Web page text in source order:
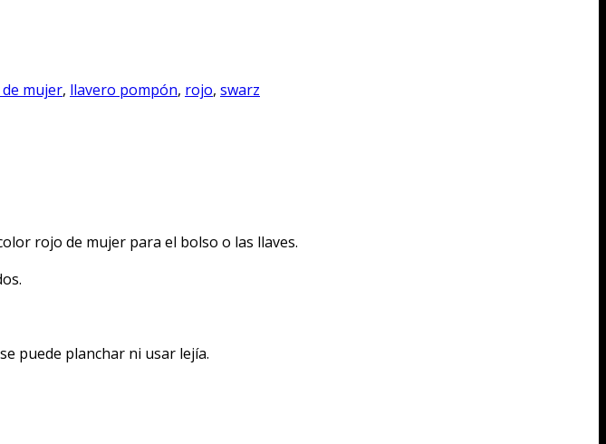
mujer, llavero pompón, rojo, swarz
rojo de mujer para el bolso o las llaves.
puede planchar ni usar lejía.